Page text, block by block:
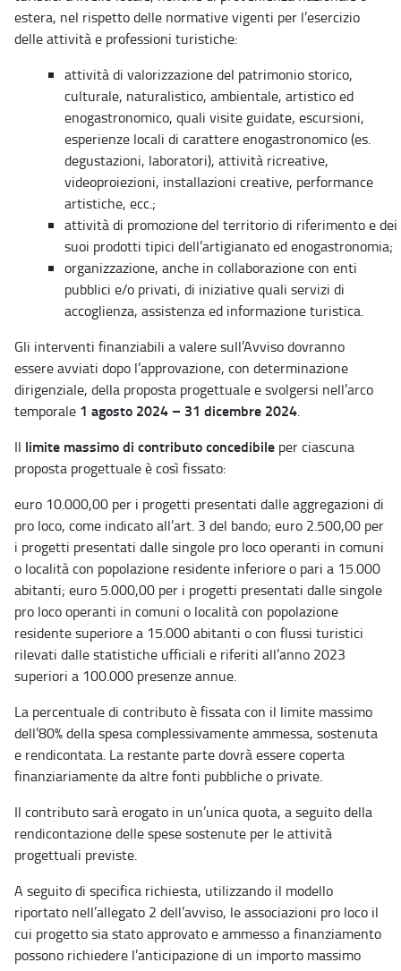
estera, nel rispetto delle normative vigenti per l’esercizio
delle attività e professioni turistiche:
attività di valorizzazione del patrimonio storico,
culturale, naturalistico, ambientale, artistico ed
enogastronomico, quali visite guidate, escursioni,
esperienze locali di carattere enogastronomico (es.
degustazioni, laboratori), attività ricreative,
videoproiezioni, installazioni creative, performance
artistiche, ecc.;
attività di promozione del territorio di riferimento e dei
suoi prodotti tipici dell’artigianato ed enogastronomia;
organizzazione, anche in collaborazione con enti
pubblici e/o privati, di iniziative quali servizi di
accoglienza, assistenza ed informazione turistica.
Gli interventi finanziabili a valere sull’Avviso dovranno
essere avviati dopo l’approvazione, con determinazione
dirigenziale, della proposta progettuale e svolgersi nell’arco
temporale 1 agosto 2024 – 31 dicembre 2024.
Il limite massimo di contributo concedibile per ciascuna
proposta progettuale è così fissato:
euro 10.000,00 per i progetti presentati dalle aggregazioni di
pro loco, come indicato all’art. 3 del bando; euro 2.500,00 per
i progetti presentati dalle singole pro loco operanti in comuni
o località con popolazione residente inferiore o pari a 15.000
abitanti; euro 5.000,00 per i progetti presentati dalle singole
pro loco operanti in comuni o località con popolazione
residente superiore a 15.000 abitanti o con flussi turistici
rilevati dalle statistiche ufficiali e riferiti all’anno 2023
superiori a 100.000 presenze annue.
La percentuale di contributo è fissata con il limite massimo
dell’80% della spesa complessivamente ammessa, sostenuta
e rendicontata. La restante parte dovrà essere coperta
finanziariamente da altre fonti pubbliche o private.
Il contributo sarà erogato in un’unica quota, a seguito della
rendicontazione delle spese sostenute per le attività
progettuali previste.
A seguito di specifica richiesta, utilizzando il modello
riportato nell’allegato 2 dell’avviso, le associazioni pro loco il
cui progetto sia stato approvato e ammesso a finanziamento
possono richiedere l’anticipazione di un importo massimo